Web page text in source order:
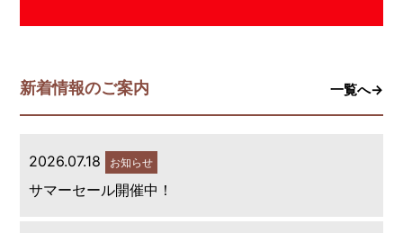
新着情報のご案内 一覧へ→
2026.07.18 お知らせ
サマーセール開催中！